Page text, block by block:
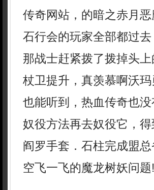
传奇网站，的暗之赤月
石行会的玩家全部都过
那战士赶紧拨了拨掉头
杖卫提升，真羡慕啊沃
也能听到，热血传奇也
奴役方法再去奴役它，
阎罗手套．石柱完成盟
空飞一飞的魔龙树妖问题!